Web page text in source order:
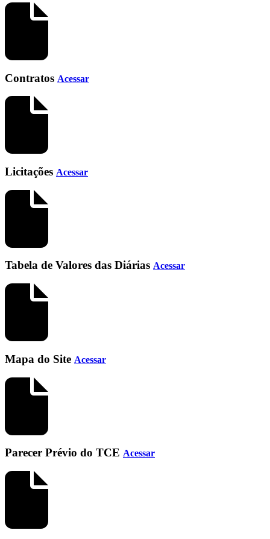
Contratos Acessar
Licitações Acessar
Tabela de Valores das Diárias Acessar
Mapa do Site Acessar
Parecer Prévio do TCE Acessar